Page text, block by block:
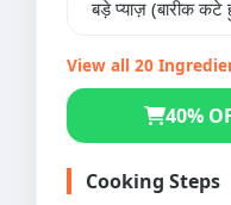
बड़े प्याज़ (बारीक कटे
View all 20
40%
Cooking Steps